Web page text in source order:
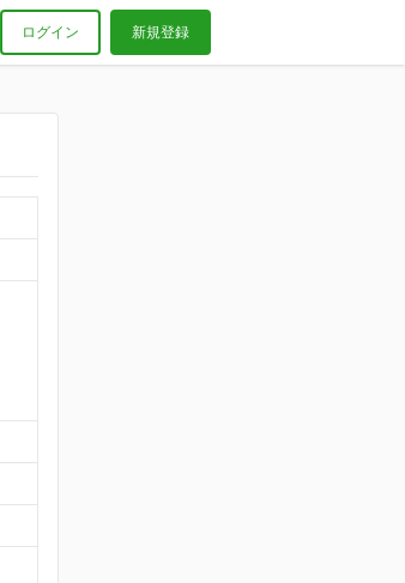
ログイン 新規登録